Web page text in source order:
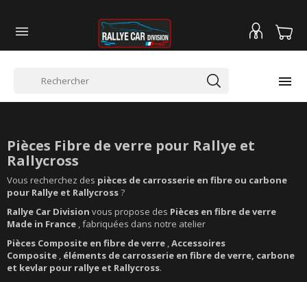


Pièces Fibre de verre pour Rallye et
Rallycross
Vous recherchez des pièces de carrosserie en fibre ou carbone
pour Rallye et Rallycross?
Rallye Car Division vous propose des Pièces en fibre de verre
Made in France , fabriquées dans notre atelier
Pièces Composite en fibre de verre ,Accessoires
Composite , éléments de carrosserie en fibre de verre, carbone
et kevlar pour rallye et Rallycross.